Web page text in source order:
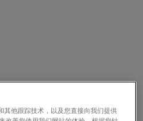
他跟踪技术，以及您直接向我们提供